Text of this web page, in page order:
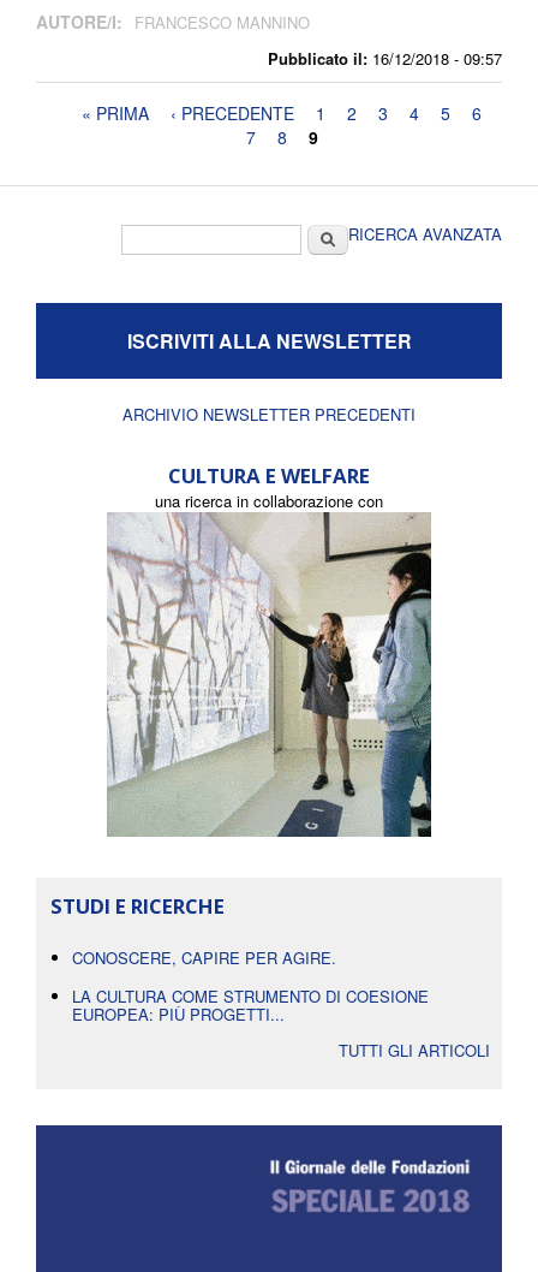
Pubblicato il: 16/12/2018 - 09:57
AUTORE/I: FRANCESCO MANNINO
Pagine« PRIMA ‹ PRECEDENTE 1 2 3 4 5
6
7
8 9
CercaRICERCA AVANZATA
ISCRIVITI ALLA NEWSLETTER
ARCHIVIO NEWSLETTER PRECEDENTI
CULTURA E WELFARE
una ricerca in collaborazione con
STUDI E RICERCHE
CONOSCERE, CAPIRE PER AGIRE.
LA CULTURA COME STRUMENTO DI COESIONE
EUROPEA: PIÙ PROGETTI...
TUTTI GLI ARTICOLI